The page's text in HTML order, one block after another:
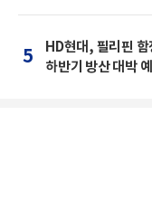
5
HD현대, 필리핀
하반기 방산 대박